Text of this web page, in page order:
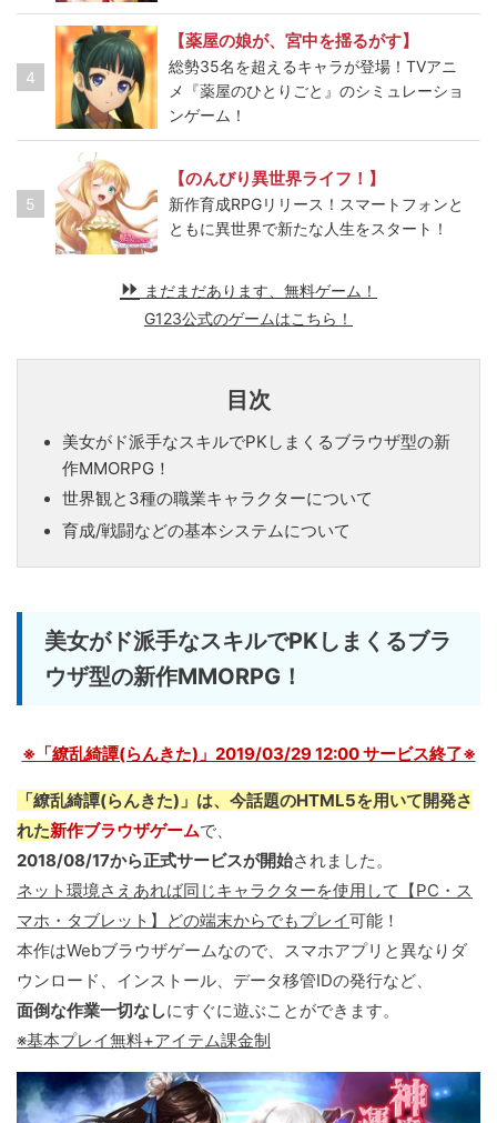
4
【薬屋の娘が、宮中を揺るがす】
総勢35名を超えるキャラが登場！TVアニ
メ『薬屋のひとりごと』のシミュレーショ
ンゲーム！
5
【のんびり異世界ライフ！】
新作育成RPGリリース！スマートフォンと
ともに異世界で新たな人生をスタート！
まだまだあります、無料ゲーム！
G123公式のゲームはこちら！
目次
美女がド派手なスキルでPKしまくるブラウザ型の新
作MMORPG！
世界観と3種の職業キャラクターについて
育成/戦闘などの基本システムについて
美女がド派手なスキルでPKしまくるブラ
ウザ型の新作MMORPG！
※「繚乱綺譚(らんきた)」2019/03/29 12:00 サービス終了※
「繚乱綺譚(らんきた)」は、今話題のHTML5を用いて開発さ
れた新作ブラウザゲームで、
2018/08/17から正式サービスが開始されました。
ネット環境さえあれば同じキャラクターを使用して【PC・ス
マホ・タブレット】どの端末からでもプレイ可能！
本作はWebブラウザゲームなので、スマホアプリと異なりダ
ウンロード、インストール、データ移管IDの発行など、
面倒な作業一切なしにすぐに遊ぶことができます。
※基本プレイ無料+アイテム課金制